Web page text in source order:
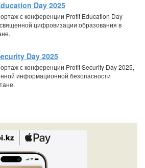
Day 2025
с конференции Profit Education Day
цифровизации образования в
Day 2025
с конференции Profit Security Day 2025,
информационной безопасности